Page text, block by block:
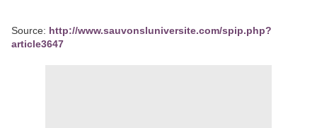
Source: http://www.sauvonsluniversite.com/spip.php?
article3647